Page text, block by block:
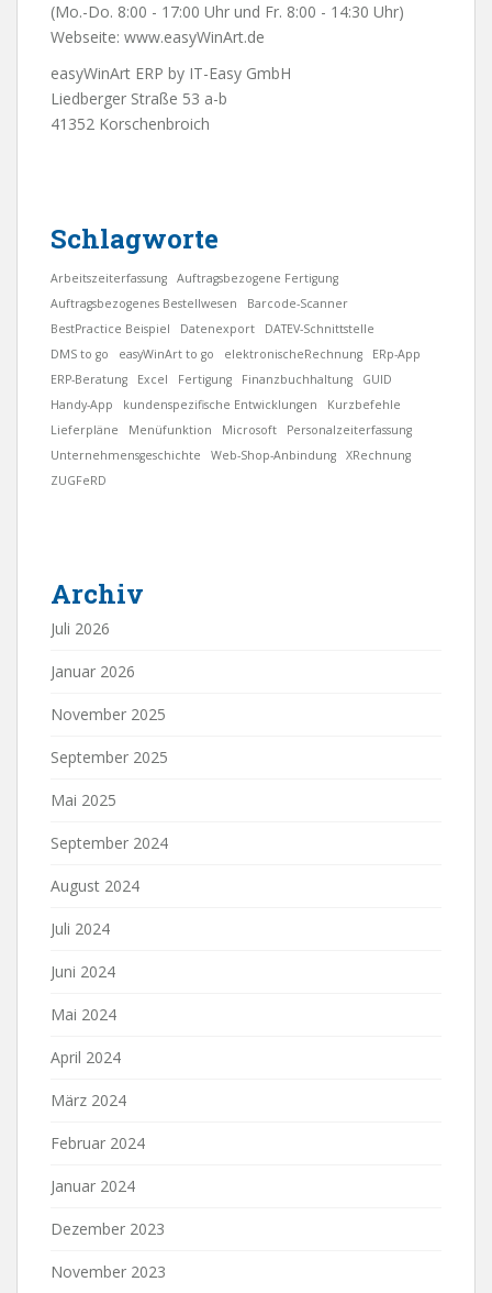
(Mo.-Do. 8:00 - 17:00 Uhr und Fr. 8:00 - 14:30 Uhr)
Webseite: www.easyWinArt.de
easyWinArt ERP by IT-Easy GmbH
Liedberger Straße 53 a-b
41352 Korschenbroich
Schlagworte
Arbeitszeiterfassung
Auftragsbezogene Fertigung
Auftragsbezogenes Bestellwesen
Barcode-Scanner
BestPractice Beispiel
Datenexport
DATEV-Schnittstelle
DMS to go
easyWinArt to go elektronischeRechnung
ERp-App
ERP-Beratung
Excel Fertigung Finanzbuchhaltung
GUID
Handy-App
kundenspezifische Entwicklungen
Kurzbefehle
Lieferpläne
Menüfunktion Microsoft
Personalzeiterfassung
Unternehmensgeschichte
Web-Shop-Anbindung
XRechnung
ZUGFeRD
Archiv
Juli 2026
Januar 2026
November 2025
September 2025
Mai 2025
September 2024
August 2024
Juli 2024
Juni 2024
Mai 2024
April 2024
März 2024
Februar 2024
Januar 2024
Dezember 2023
November 2023